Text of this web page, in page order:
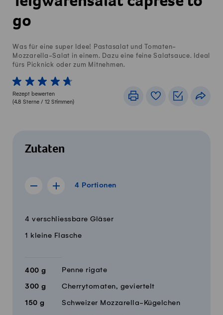
go
Was für eine super Idee! Pastasalat und Tomaten-
Mozzarella-Salat in einem. Dazu eine feine Salatsauce. Ideal
fürs Picknick oder zum Mitnehmen.
1 von 5 Sterne
2 von 5 Sterne
3 von 5 Sterne
4 von 5 Sterne
5 von 5 Sterne
Rezept bewerten
(4.8 Sterne / 12 Stimmen)
DruckenRezeptbuch
Zutaten
4 Portionen
Rezept für 3 Portionen anzeigen
Rezept für 5 Portionen anzeigen
4 Portionen
MengeZutaten
4 verschliessbare Gläser
1 kleine Flasche
400 g Penne rigate
300 g Cherrytomaten, geviertelt
150 g Schweizer Mozzarella-Kügelchen